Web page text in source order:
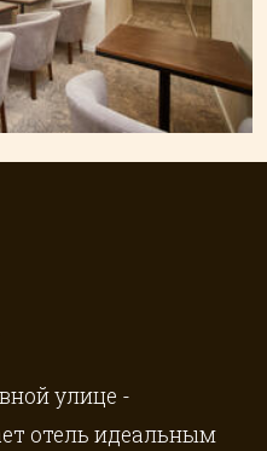
улице -
отель идеальным